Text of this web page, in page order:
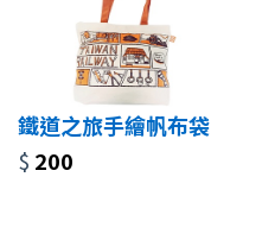
鐵道之旅手繪帆布袋
$ 200